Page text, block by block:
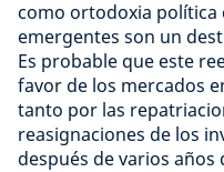
como ortodoxia política
emergentes son un
Es probable que este
favor de los mercados
tanto por las
reasignaciones de los
después de varios